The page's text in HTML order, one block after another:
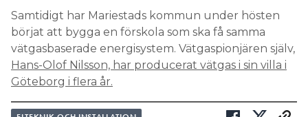
Samtidigt har Mariestads kommun under hösten
börjat att bygga en förskola som ska få samma
vätgasbaserade energisystem. Vätgaspionjären själv,
Hans-Olof Nilsson, har producerat vätgas i sin villa i
Göteborg i flera år.